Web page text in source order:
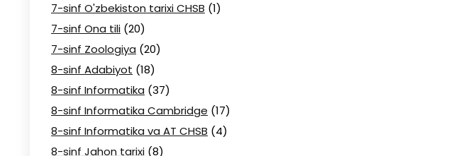
7-sinf O'zbekiston tarixi CHSB (1)
7-sinf Ona tili (20)
7-sinf Zoologiya (20)
8-sinf Adabiyot (18)
8-sinf Informatika (37)
8-sinf Informatika Cambridge (17)
8-sinf Informatika va AT CHSB (4)
8-sinf Jahon tarixi (8)